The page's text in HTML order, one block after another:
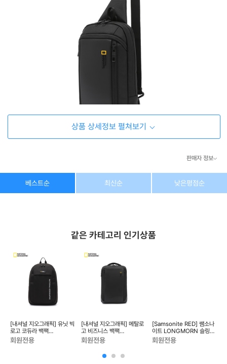
상품 상세정보 펼쳐보기
판매자 정보
상호/대표자 (주) 동이커머스
dongeecom@naver.com
경기도 고양시 덕양구 꽃마을로64, 1235호
베스트순 최신순 낮은평점순
같은 카테고리 인기상품
[내셔널 지오그래픽] 유닛 빅
로고 코듀라 백팩
N256ABG020
회원전용
[내셔널 지오그래픽] 메탈로
고 비즈니스 백팩
N256ABG030
회원전용
[Samsonite RED] 쌤소나
이트 LONGMORN 슬링백
(UA809001)
회원전용